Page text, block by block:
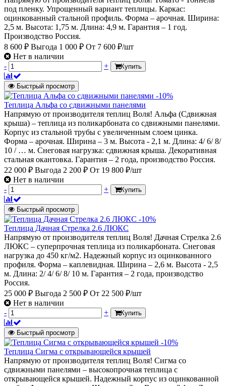
под пленку. Упрощенный вариант теплицы. Каркас:
оцинкованный стальной профиль. Форма – арочная. Ширина:
2,5 м. Высота: 1,75 м. Длина: 4,9 м. Гарантия – 1 год.
Производство Россия.
8 600 ₽ Выгода 1 000 ₽ От 7 600 ₽/шт
Нет в наличии
-
+ Купить
Быстрый просмотр
-10%
Теплица Альфа со сдвижными панелями
Напрямую от производителя теплиц Воля! Альфа (Сдвижная
крыша) – теплица из поликарбоната со сдвижными панелями.
Корпус из стальной трубы с увеличенным слоем цинка.
Форма – арочная. Ширина – 3 м. Высота - 2,1 м. Длина: 4/ 6/ 8/
10 / … м. Снеговая нагрузка: сдвижная крыша. Декоративная
стальная окантовка. Гарантия – 2 года, производство Россия.
22 000 ₽ Выгода 2 200 ₽ От 19 800 ₽/шт
Нет в наличии
-
+ Купить
Быстрый просмотр
-10%
Теплица Дачная Стрелка 2.6 ЛЮКС
Напрямую от производителя теплиц Воля! Дачная Стрелка 2.6
ЛЮКС – суперпрочная теплица из поликарбоната. Снеговая
нагрузка до 450 кг/м2. Надежный корпус из оцинкованного
профиля. Форма – каплевидная. Ширина – 2,6 м. Высота - 2,5
м. Длина: 2/ 4/ 6/ 8/ 10 м. Гарантия – 2 года, производство
Россия.
25 000 ₽ Выгода 2 500 ₽ От 22 500 ₽/шт
Нет в наличии
-
+ Купить
Быстрый просмотр
-10%
Теплица Сигма с открывающейся крышей
Напрямую от производителя теплиц Воля! Сигма со
сдвижными панелями – высокопрочная теплица с
открывающейся крышей. Надежный корпус из оцинкованной